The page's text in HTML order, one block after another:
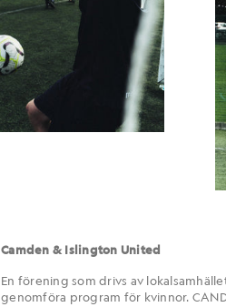
Camden & Islington United
En förening som drivs av
genomföra program för kvinnor.